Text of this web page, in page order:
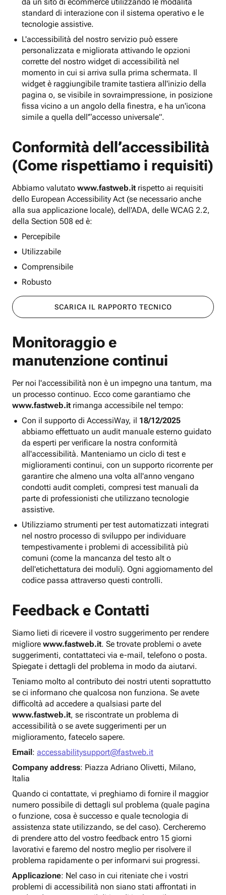
standard di interazione con il sistema operativo e le
tecnologie assistive.
L'accessibilità del nostro servizio può essere
personalizzata e migliorata attivando le opzioni
corrette del nostro widget di accessibilità nel
momento in cui si arriva sulla prima schermata. Il
widget è raggiungibile tramite tastiera all'inizio della
pagina o, se visibile in sovraimpressione, in posizione
fissa vicino a un angolo della finestra, e ha un'icona
simile a quella dell'“accesso universale”.
Conformità dell’accessibilità
(Come rispettiamo i requisiti)
Abbiamo valutato www.fastweb.it rispetto ai requisiti
dello European Accessibility Act (se necessario anche
alla sua applicazione locale), dell'ADA, delle WCAG 2.2,
della Section 508 ed è:
Percepibile
Utilizzabile
Comprensibile
Robusto
SCARICA IL RAPPORTO TECNICO
Monitoraggio e
manutenzione continui
Per noi l'accessibilità non è un impegno una tantum, ma
un processo continuo. Ecco come garantiamo che
www.fastweb.it rimanga accessibile nel tempo:
Con il supporto di AccessiWay, il 18/12/2025
abbiamo effettuato un audit manuale esterno guidato
da esperti per verificare la nostra conformità
all'accessibilità. Manteniamo un ciclo di test e
miglioramenti continui, con un supporto ricorrente per
garantire che almeno una volta all'anno vengano
condotti audit completi, compresi test manuali da
parte di professionisti che utilizzano tecnologie
assistive.
Utilizziamo strumenti per test automatizzati integrati
nel nostro processo di sviluppo per individuare
tempestivamente i problemi di accessibilità più
comuni (come la mancanza del testo alt o
dell'etichettatura dei moduli). Ogni aggiornamento del
codice passa attraverso questi controlli.
Feedback e Contatti
Siamo lieti di ricevere il vostro suggerimento per rendere
migliore www.fastweb.it. Se trovate problemi o avete
suggerimenti, contattateci via e-mail, telefono o posta.
Spiegate i dettagli del problema in modo da aiutarvi.
Teniamo molto al contributo dei nostri utenti soprattutto
se ci informano che qualcosa non funziona. Se avete
difficoltà ad accedere a qualsiasi parte del
www.fastweb.it, se riscontrate un problema di
accessibilità o se avete suggerimenti per un
miglioramento, fatecelo sapere.
Email: accessabilitysupport@fastweb.it
Company address: Piazza Adriano Olivetti, Milano,
Italia
Quando ci contattate, vi preghiamo di fornire il maggior
numero possibile di dettagli sul problema (quale pagina
o funzione, cosa è successo e quale tecnologia di
assistenza state utilizzando, se del caso). Cercheremo
di prendere atto del vostro feedback entro 15 giorni
lavorativi e faremo del nostro meglio per risolvere il
problema rapidamente o per informarvi sui progressi.
Applicazione: Nel caso in cui riteniate che i vostri
problemi di accessibilità non siano stati affrontati in